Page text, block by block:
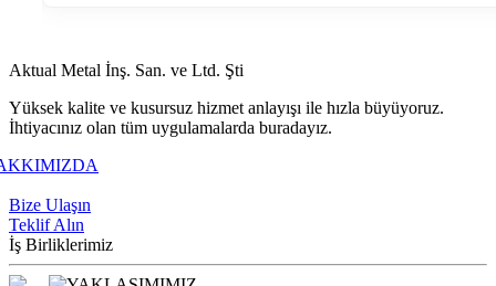
Aktual Metal İnş. San. ve Ltd. Şti
Yüksek kalite ve kusursuz hizmet anlayışı ile hızla büyüyoruz.
İhtiyacınız olan tüm uygulamalarda buradayız.
Bize Ulaşın
Teklif Alın
İş Birliklerimiz